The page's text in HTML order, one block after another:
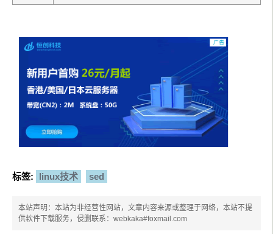
标签: linux技术 sed
本站声明：本站为非经营性网站，文章内容来源或整理于网络，本站不提
供软件下载服务，侵删联系：webkaka#foxmail.com